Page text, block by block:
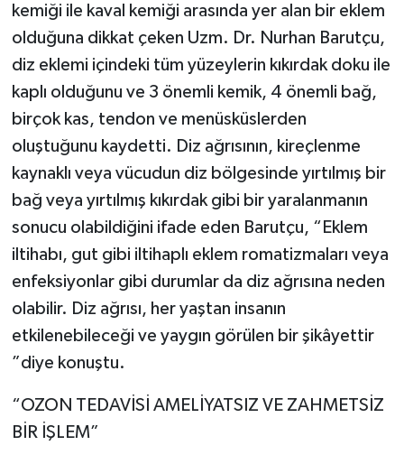
kemiği ile kaval kemiği arasında yer alan bir eklem
olduğuna dikkat çeken Uzm. Dr. Nurhan Barutçu,
diz eklemi içindeki tüm yüzeylerin kıkırdak doku ile
kaplı olduğunu ve 3 önemli kemik, 4 önemli bağ,
birçok kas, tendon ve menüsküslerden
oluştuğunu kaydetti. Diz ağrısının, kireçlenme
kaynaklı veya vücudun diz bölgesinde yırtılmış bir
bağ veya yırtılmış kıkırdak gibi bir yaralanmanın
sonucu olabildiğini ifade eden Barutçu, “Eklem
iltihabı, gut gibi iltihaplı eklem romatizmaları veya
enfeksiyonlar gibi durumlar da diz ağrısına neden
olabilir. Diz ağrısı, her yaştan insanın
etkilenebileceği ve yaygın görülen bir şikâyettir
”diye konuştu.
“OZON TEDAVİSİ AMELİYATSIZ VE ZAHMETSİZ
BİR İŞLEM”